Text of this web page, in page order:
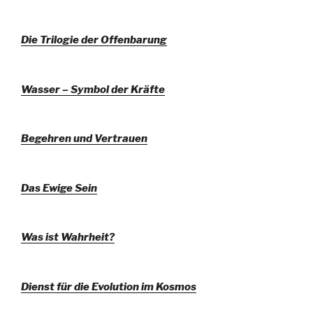
Die Trilogie der Offenbarung
Wasser – Symbol der Kräfte
Begehren und Vertrauen
Das Ewige Sein
Was ist Wahrheit?
Dienst für die Evolution im Kosmos